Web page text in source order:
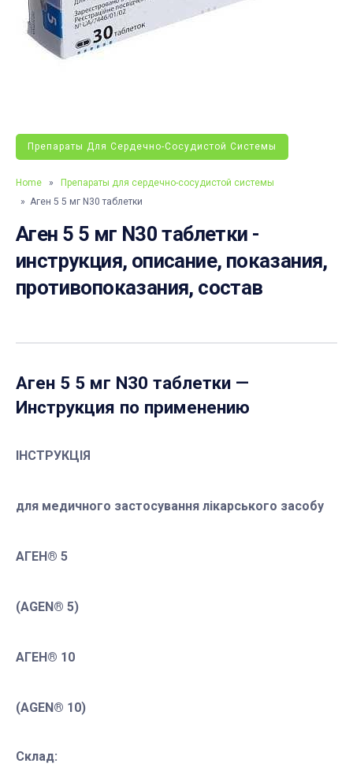
Препараты Для Сердечно-Сосудистой Системы
Home »
Препараты для сердечно-сосудистой системы
» Аген 5 5 мг N30 таблетки
Аген 5 5 мг N30 таблетки -
инструкция, описание, показания,
противопоказания, состав
Аген 5 5 мг N30 таблетки —
Инструкция по применению
ІНСТРУКЦІЯ
для медичного застосування лікарського засобу
АГЕН® 5
(AGEN® 5)
АГЕН® 10
(AGEN® 10)
Склад: